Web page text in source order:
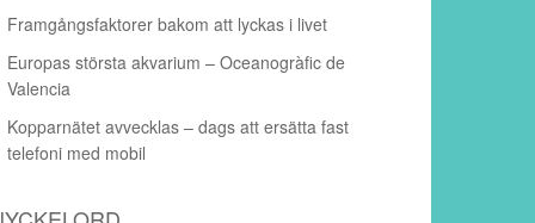
Framgångsfaktorer bakom att lyckas i livet
Europas största akvarium – Oceanogràfic de
Valencia
Kopparnätet avvecklas – dags att ersätta fast
telefoni med mobil